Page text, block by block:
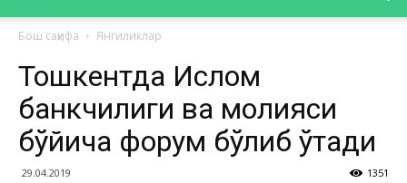
ВИЛОЯТ
ВАКИЛЛИГИ
Бош саҳифа Янгиликлар
Тошкентда Ислом
банкчилиги ва молияси
бўйича форум бўлиб ўтади
29.04.2019 1351